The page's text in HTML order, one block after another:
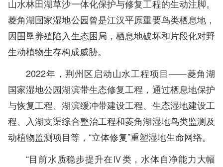
山水林田湖草沙一体化保护与修复工程的生动注脚。
菱角湖国家湿地公园曾是江汉平原重要鸟类栖息地，
因围垦养殖陷入生态困局，栖息地破坏和片段化对野
生动植物生存构成威胁。
2022年，荆州区启动山水工程项目——菱角湖
国家湿地公园湖滨带生态修复工程，通过栖息地保护
与恢复工程、湖滨缓冲带建设工程、生态湿地建设工
程、入湖支渠综合整治工程和菱角湖湿地鸟类监测及
动植物监测项目等，“立体修复”重塑湿地生命网络。
“目前水质稳步提升在Ⅳ类，水体自净能力大幅